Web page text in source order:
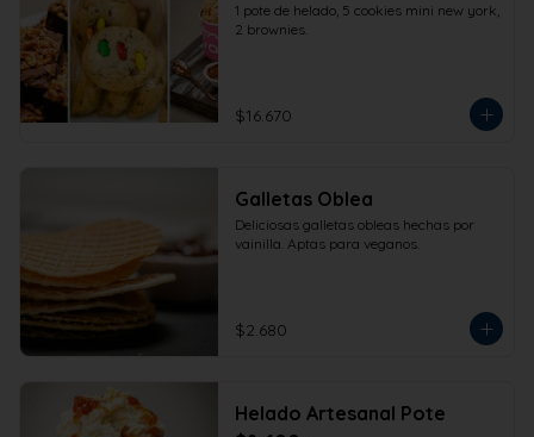
1 pote de helado, 5 cookies mini new york,
2 brownies.
$16.670
Galletas Oblea
Deliciosas galletas obleas hechas por
vainilla. Aptas para veganos.
$2.680
Helado Artesanal Pote